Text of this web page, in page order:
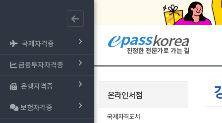
국제자격증
금융투자자격증
은행자격증
보험자격증
온라인서점
국제자격도서